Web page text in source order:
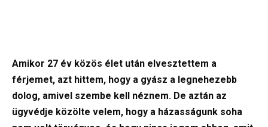
Amikor 27 év közös élet után elvesztettem a
férjemet, azt hittem, hogy a gyász a legnehezebb
dolog, amivel szembe kell néznem. De aztán az
ügyvédje közölte velem, hogy a házasságunk soha